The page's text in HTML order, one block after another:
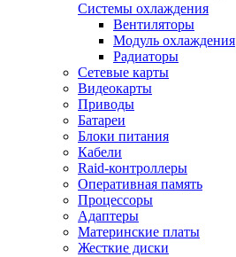
Системы охлаждения
Вентиляторы
Модуль охлаждения
Радиаторы
Сетевые карты
Видеокарты
Приводы
Батареи
Блоки питания
Кабели
Raid-контроллеры
Оперативная память
Процессоры
Адаптеры
Материнские платы
Жесткие диски